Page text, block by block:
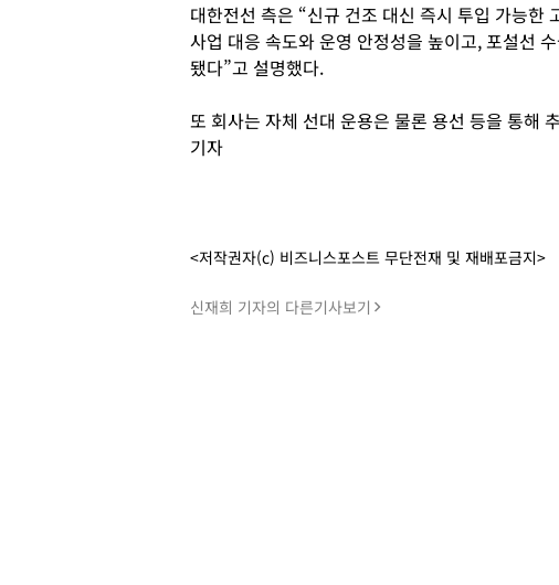
대한전선 측은 “신규 건조 대신 즉시 투입 가능한
사업 대응 속도와 운영 안정성을 높이고, 포설선
됐다”고 설명했다.
또 회사는 자체 선대 운용은 물론 용선 등을 통해
기자
<저작권자(c) 비즈니스포스트 무단전재 및 재배포금지>
신재희 기자의 다른기사보기